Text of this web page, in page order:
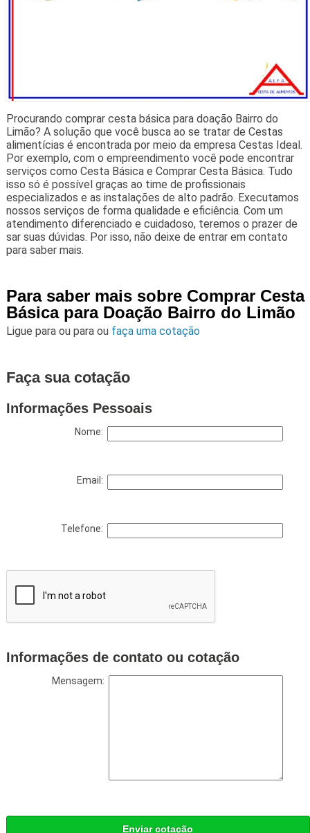
Procurando comprar cesta básica para doação Bairro do
Limão? A solução que você busca ao se tratar de Cestas
alimentícias é encontrada por meio da empresa Cestas Ideal.
Por exemplo, com o empreendimento você pode encontrar
serviços como Cesta Básica e Comprar Cesta Básica. Tudo
isso só é possível graças ao time de profissionais
especializados e as instalações de alto padrão. Executamos
nossos serviços de forma qualidade e eficiência. Com um
atendimento diferenciado e cuidadoso, teremos o prazer de
sar suas dúvidas. Por isso, não deixe de entrar em contato
para saber mais.
Para saber mais sobre Comprar Cesta
Básica para Doação Bairro do Limão
Ligue para ou para ou faça uma cotação
Faça sua cotação
Informações Pessoais
Nome:
Email:
Telefone:
Informações de contato ou cotação
Mensagem:
Enviar cotação